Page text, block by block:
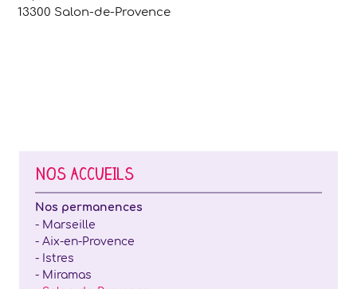
13300 Salon-de-Provence
NOS ACCUEILS
Nos permanences
- Marseille
- Aix-en-Provence
- Istres
- Miramas